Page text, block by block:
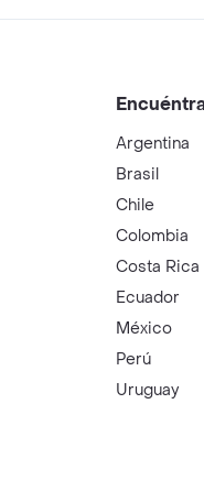
Argentina
Brasil
Chile
Colombia
Costa Rica
Ecuador
México
Perú
Uruguay